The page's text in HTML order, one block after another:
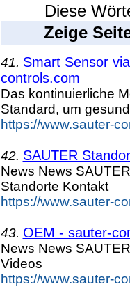
Diese
Zeige
41. Smart Sensor
controls.com
Das kontinuierliche
Standard, um
https://www.sauter-
42. SAUTER
News News
Standorte Kontakt
https://www.sauter-
43. OEM - sauter-
News News
Videos
https://www.sauter-